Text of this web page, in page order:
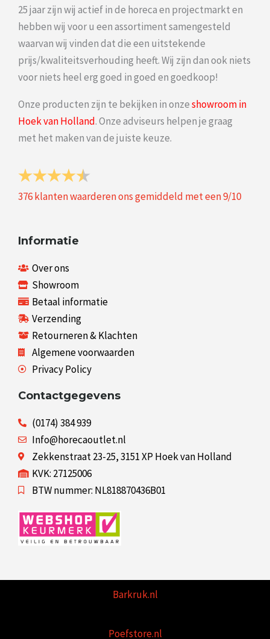
25 jaar zijn wij actief in de horeca en projectmarkt en
hebben wij voor u een assortiment samengesteld
waarvan wij vinden dat die een uitstekende
prijs/kwaliteitsverhouding heeft. Wij zijn dan ook niets
voor niets heel erg goed in goed en goedkoop!
Onze producten zijn te bekijken in onzeshowroom in
Hoek van Holland. Onze adviseurs helpen je graag
met het maken van de juiste keuze.
376klanten waarderen ons gemiddeld met een9/10
Informatie
Over ons
Showroom
Betaal informatie
Verzending
Retourneren & Klachten
Algemene voorwaarden
Privacy Policy
Contactgegevens
(0174) 384 939
Info@horecaoutlet.nl
Zekkenstraat 23-25, 3151 XP Hoek van Holland
KVK: 27125006
BTW nummer: NL818870436B01
Barkruk.nl
Poefstore.nl